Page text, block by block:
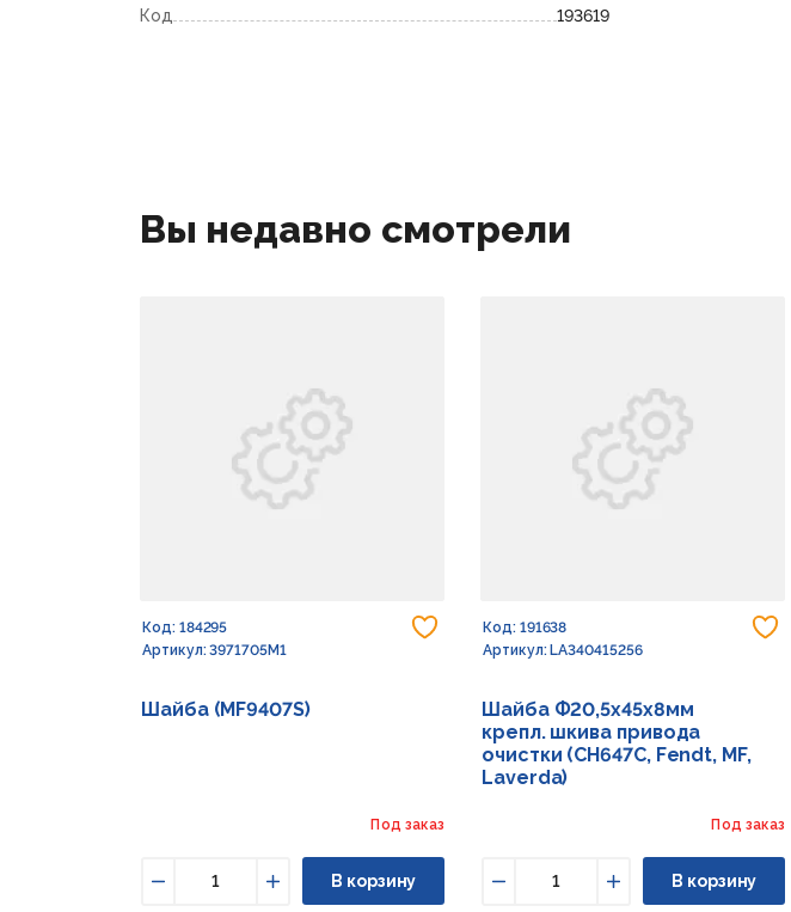
Код
193619
Вы недавно смотрели
Добавить в избранное
Код: 184295
Артикул: 3971705M1
Шайба (MF9407S)
Под заказ
Увеличить
В корзину
Код: 191638
Артикул: LA340415256
Шайба Ф20,5х45х8мм
крепл. шкива привода
очистки (CH647C, Fendt, MF,
Laverda)
Под заказ
Увеличить
В корзину